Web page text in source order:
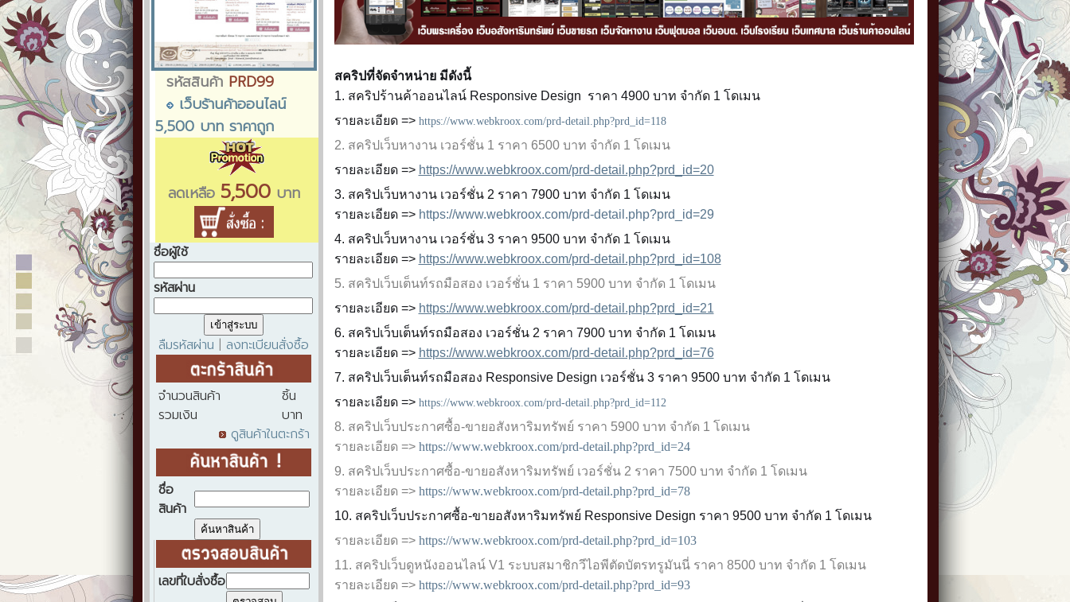
รหัสสินค้า PRD99
เว็บร้านค้าออนไลน์
5,500 บาท ราคาถูก
ลดเหลือ 5,500บาท
ชื่อผู้ใช้
รหัสผ่าน
ลืมรหัสผ่าน ลงทะเบียนสั่งซื้อ
จำนวนสินค้า
ชิ้น
รวมเงิน
บาท
ดูสินค้าในตะกร้า
ชื่อ
สินค้า
เลขที่ใบสั่งซื้อ
สคริปที่จัดจำหน่าย มีดังนี้
1. สคริปร้านค้าออนไลน์ Responsive Design ราคา 4900 บาท จำกัด 1 โดเมน
รายละเอียด => https://www.webkroox.com/prd-detail.php?prd_id=118
2. สคริปเว็บหางาน เวอร์ชั่น1 ราคา 6500 บาท จำกัด 1 โดเมน
รายละเอียด => https://www.webkroox.com/prd-detail.php?prd_id=20
3. สคริปเว็บหางาน เวอร์ชั่น 2 ราคา 7900 บาท จำกัด 1 โดเมน
รายละเอียด => https://www.webkroox.com/prd-detail.php?prd_id=29
4. สคริปเว็บหางาน เวอร์ชั่น 3 ราคา 9500 บาท จำกัด 1 โดเมน
รายละเอียด => https://www.webkroox.com/prd-detail.php?prd_id=108
5. สคริปเว็บเต็นท์รถมือสอง เวอร์ชั่น1 ราคา 5900 บาท จำกัด 1 โดเมน
รายละเอียด => https://www.webkroox.com/prd-detail.php?prd_id=21
6. สคริปเว็บเต็นท์รถมือสอง เวอร์ชั่น 2 ราคา 7900 บาท จำกัด 1 โดเมน
รายละเอียด => https://www.webkroox.com/prd-detail.php?prd_id=76
7. สคริปเว็บเต็นท์รถมือสอง Responsive Design เวอร์ชั่น 3 ราคา 9500 บาท จำกัด 1 โดเมน
รายละเอียด => https://www.webkroox.com/prd-detail.php?prd_id=112
8. สคริปเว็บประกาศซื้อ-ขายอสังหาริมทรัพย์ ราคา 5900 บาท จำกัด 1 โดเมน
รายละเอียด => https://www.webkroox.com/prd-detail.php?prd_id=24
9. สคริปเว็บประกาศซื้อ-ขายอสังหาริมทรัพย์ เวอร์ชั่น 2 ราคา 7500 บาท จำกัด 1 โดเมน
รายละเอียด => https://www.webkroox.com/prd-detail.php?prd_id=78
10. สคริปเว็บประกาศซื้อ-ขายอสังหาริมทรัพย์ Responsive Design ราคา 9500 บาท จำกัด 1 โดเมน
รายละเอียด => https://www.webkroox.com/prd-detail.php?prd_id=103
11. สคริปเว็บดูหนังออนไลน์ V1 ระบบสมาชิกวีไอพีตัดบัตรทรูมันนี่ ราคา 8500 บาท จำกัด 1 โดเมน
รายละเอียด => https://www.webkroox.com/prd-detail.php?prd_id=93